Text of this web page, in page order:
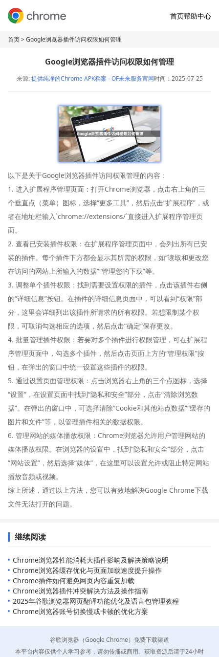
首页帮助中心
首页> Google浏览器插件访问权限如何管理
Google浏览器插件访问权限如何管理
来源:提供纯净的Chrome APK档案 - OF未来服务官网时间：2025-07-25
以下是关于Google浏览器插件访问权限管理的内容：
1. 进入扩展程序管理页面：打开Chrome浏览器，点击右上角的三
个垂直点（菜单）图标，选择“更多工具”，然后点击“扩展程序”，或
者在地址栏输入`chrome://extensions/`直接进入扩展程序管理页
面。
2. 查看已安装插件权限：在扩展程序管理页面中，会列出所有已安
装的插件。每个插件下方都会显示其所需的权限，如“读取和更改您
在访问的网站上所输入的数据”“管理您的下载”等。
3. 调整单个插件权限：找到需要设置权限的插件，点击该插件右侧
的“详细信息”按钮。在插件的详细信息页面中，可以看到“权限”部
分，这里会详细列出该插件所请求的所有权限。若想限制某个权
限，可取消勾选相应的选项，然后点击“确定”保存更改。
4. 批量管理插件权限：若要对多个插件进行权限管理，可在扩展程
序管理页面中，勾选多个插件，然后点击页面上方的“管理权限”按
钮，在弹出的窗口中统一设置这些插件的权限。
5. 通过设置页面管理权限：点击浏览器右上角的三个点图标，选择
“设置”，在设置页面中找到“隐私和安全”部分，点击“清除浏览数
据”。在弹出的窗口中，可选择清除“Cookie和其他站点数据”“缓存的
图片和文件”等，以管理插件相关的数据权限。
6. 管理网站的媒体播放权限：Chrome浏览器允许用户管理网站的
媒体播放权限。在浏览器的设置中，找到“隐私和安全”部分，点击
“网站设置”，然后选择“媒体”，在这里可以设置允许或阻止特定网站
播放音频或视频。
综上所述，通过以上方法，您可以有效地解决Google Chrome下载
文件无法打开的问题。
继续阅读
Chrome浏览器性能消耗大插件影响及解决策略说明
Chrome浏览器缓存优化与页面加载速度提升操作
Chrome插件如何避免网页内容重复加载
Chrome浏览器插件冲突解决方法及操作指南
2025年谷歌浏览器网页翻译功能优化及语言包管理教程
Chrome浏览器账号切换慢或卡顿的优化方案
谷歌浏览器（Google Chrome）免费下载渠道
本平台内容仅供个人学习参考，请勿传播或商用。获取资源后请于24小时